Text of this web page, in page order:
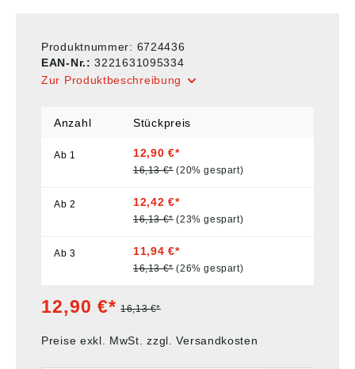
Produktnummer: 6724436
EAN-Nr.:3221631095334
Zur Produktbeschreibung
Anzahl Stückpreis
Ab 1 12,90 €*
16,13 €* (20% gespart)
Ab 2 12,42 €*
16,13 €* (23% gespart)
Ab 3 11,94 €*
16,13 €* (26% gespart)
12,90 €* 16,13 €*
Preise exkl. MwSt. zzgl. Versandkosten